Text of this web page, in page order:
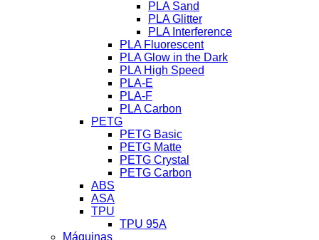
PLA Sand
PLA Glitter
PLA Interference
PLA Fluorescent
PLA Glow in the Dark
PLA High Speed
PLA-E
PLA-F
PLA Carbon
PETG
PETG Basic
PETG Matte
PETG Crystal
PETG Carbon
ABS
ASA
TPU
TPU 95A
Máquinas